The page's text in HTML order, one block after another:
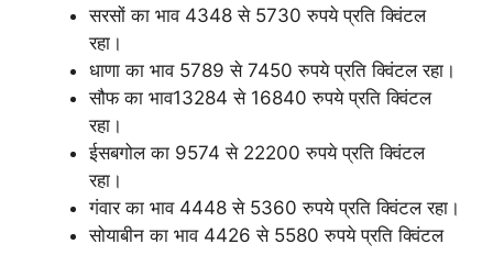
सरसों का भाव 4348 से 5730 रुपये प्रति क्विंटल
रहा।
धाणा का भाव 5789 से 7450 रुपये प्रति क्विंटल रहा।
सौफ का भाव13284 से 16840 रुपये प्रति क्विंटल
रहा।
ईसबगोल का 9574 से 22200 रुपये प्रति क्विंटल
रहा।
गंवार का भाव 4448 से 5360 रुपये प्रति क्विंटल रहा।
सोयाबीन का भाव 4426 से 5580 रुपये प्रति क्विंटल